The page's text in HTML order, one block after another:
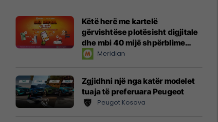
Këtë herë me kartelë
gërvishtëse plotësisht digjitale
dhe mbi 40 mijë shpërblime
instant!Meridian
Zgjidhni një nga katër modelet
tuaja të preferuara Peugeot
Peugot Kosova